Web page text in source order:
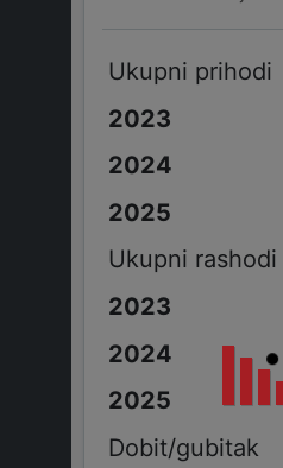
Ukupni prihodi
Ukupni rashodi
Dobit/gubitak